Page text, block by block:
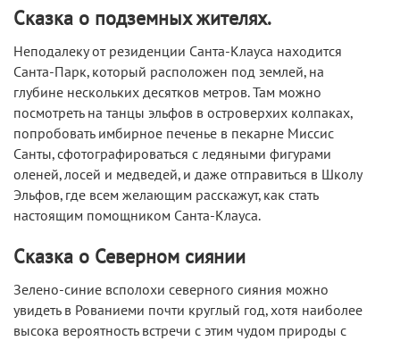
Сказка о подземных жителях.
Неподалеку от резиденции Санта-Клауса находится
Санта-Парк, который расположен под землей, на
глубине нескольких десятков метров. Там можно
посмотреть на танцы эльфов в островерхих колпаках,
попробовать имбирное печенье в пекарне Миссис
Санты, сфотографироваться с ледяными фигурами
оленей, лосей и медведей, и даже отправиться в Школу
Эльфов, где всем желающим расскажут, как стать
настоящим помощником Санта-Клауса.
Сказка о Северном сиянии
Зелено-синие всполохи северного сияния можно
увидеть в Рованиеми почти круглый год, хотя наиболее
высока вероятность встречи с этим чудом природы с